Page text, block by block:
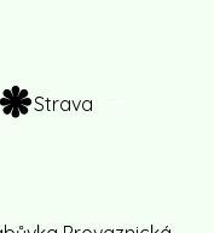
Strava